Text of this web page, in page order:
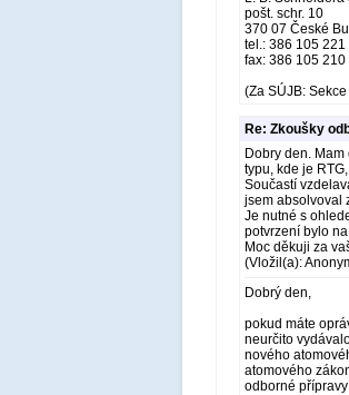
pošt. schr. 10
370 07 České
tel.: 386 105 221
fax: 386 105 210
(Za SÚJB:
Re: Zkoušky
Dobry den.
typu, kde je
Součastí
jsem absolvoval
Je nutné s
potvrzení bylo
Moc děkuji za
(Vložil(a):
Dobrý den,
pokud máte
neurčito
nového
atomového
odborné